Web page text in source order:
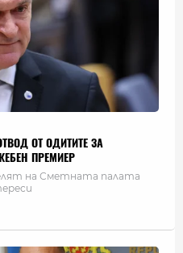
ОТ ОДИТИТЕ ЗА
ПРЕМИЕР
на Сметната палата